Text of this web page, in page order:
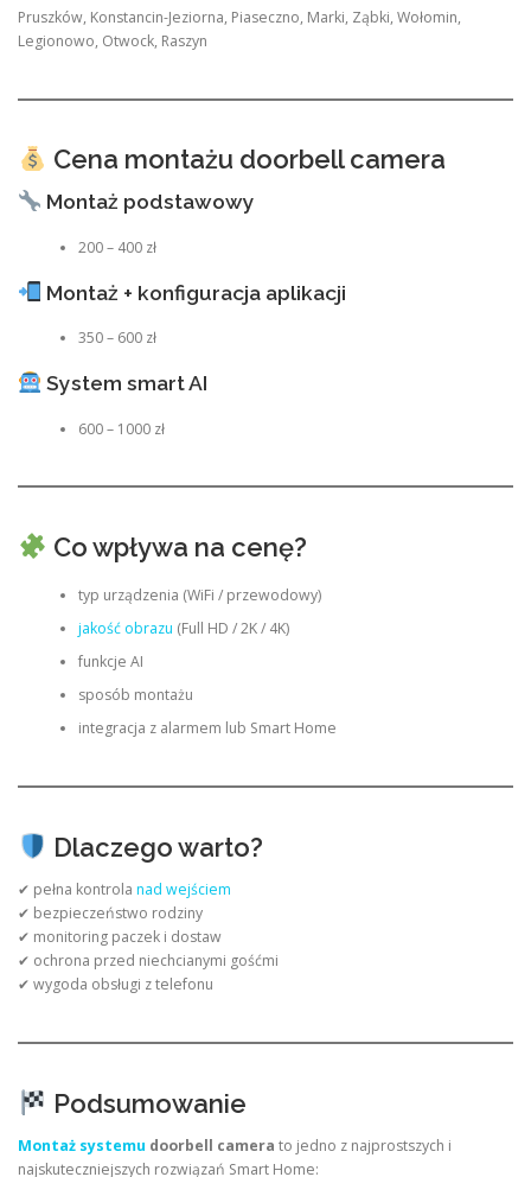
Pruszków, Konstancin-Jeziorna, Piaseczno, Marki, Ząbki, Wołomin,
Legionowo, Otwock, Raszyn
Cena montażu doorbell camera
Montaż podstawowy
200 – 400 zł
Montaż + konfiguracja aplikacji
350 – 600 zł
System smart AI
600 – 1000 zł
Co wpływa na cenę?
typ urządzenia (WiFi / przewodowy)
jakość obrazu (Full HD / 2K / 4K)
funkcje AI
sposób montażu
integracja z alarmem lub Smart Home
Dlaczego warto?
✔ pełna kontrola nad wejściem
✔ bezpieczeństwo rodziny
✔ monitoring paczek i dostaw
✔ ochrona przed niechcianymi gośćmi
✔ wygoda obsługi z telefonu
Podsumowanie
Montaż systemu doorbell camera to jedno z najprostszych i
najskuteczniejszych rozwiązań Smart Home: